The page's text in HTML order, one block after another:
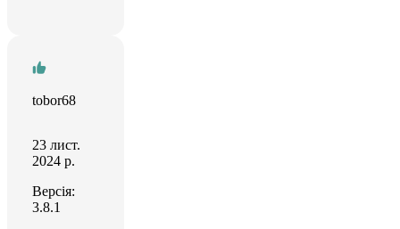
tobor68
23 лист.
2024 р.
Версія:
3.8.1